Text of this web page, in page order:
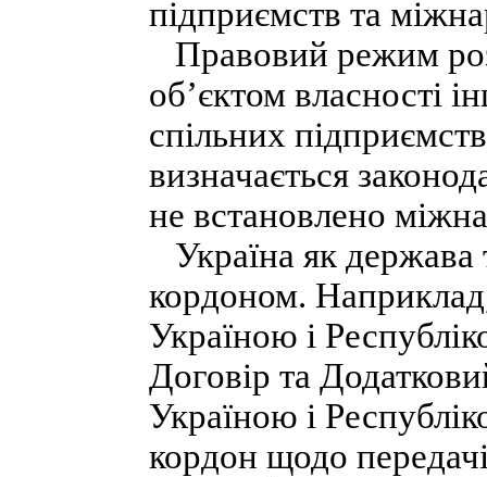
підприємств та
Правовий режим
об’єктом власності
спільних
визначається
не встановлено
Україна як держава
кордоном.
Україною і
Договір та
Україною і
кордон щодо